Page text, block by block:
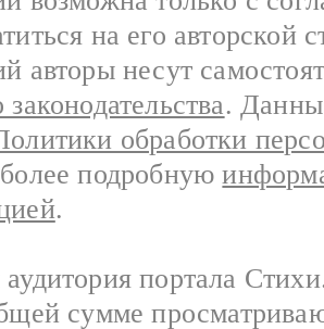
на его авторской
авторы несут
.
обработки
подробную
.
портала
сумме